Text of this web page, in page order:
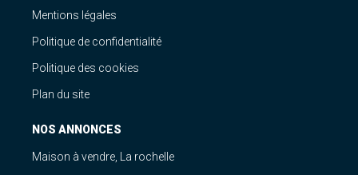
Mentions légales
Politique de confidentialité
Politique des cookies
Plan du site
NOS ANNONCES
Maison à vendre, La rochelle